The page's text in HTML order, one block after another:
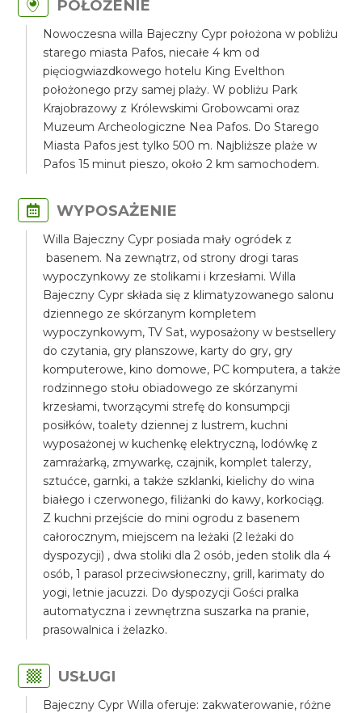
POŁOŻENIE
Nowoczesna willa Bajeczny Cypr położona w pobliżu
starego miasta Pafos, niecałe 4 km od
pięciogwiazdkowego hotelu King Evelthon
położonego przy samej plaży. W pobliżu Park
Krajobrazowy z Królewskimi Grobowcami oraz
Muzeum Archeologiczne Nea Pafos. Do Starego
Miasta Pafos jest tylko 500 m. Najbliższe plaże w
Pafos 15 minut pieszo, około 2 km samochodem.
WYPOSAŻENIE
Willa Bajeczny Cypr posiada mały ogródek z
basenem. Na zewnątrz, od strony drogi taras
wypoczynkowy ze stolikami i krzesłami. Willa
Bajeczny Cypr składa się z klimatyzowanego salonu
dziennego ze skórzanym kompletem
wypoczynkowym, TV Sat, wyposażony w bestsellery
do czytania, gry planszowe, karty do gry, gry
komputerowe, kino domowe, PC komputera, a także
rodzinnego stołu obiadowego ze skórzanymi
krzesłami, tworzącymi strefę do konsumpcji
posiłków, toalety dziennej z lustrem, kuchni
wyposażonej w kuchenkę elektryczną, lodówkę z
zamrażarką, zmywarkę, czajnik, komplet talerzy,
sztućce, garnki, a także szklanki, kielichy do wina
białego i czerwonego, filiżanki do kawy, korkociąg.
Z kuchni przejście do mini ogrodu z basenem
całorocznym, miejscem na leżaki (2 leżaki do
dyspozycji) , dwa stoliki dla 2 osób, jeden stolik dla 4
osób, 1 parasol przeciwsłoneczny, grill, karimaty do
yogi, letnie jacuzzi. Do dyspozycji Gości pralka
automatyczna i zewnętrzna suszarka na pranie,
prasowalnica i żelazko.
USŁUGI
Bajeczny Cypr Willa oferuje: zakwaterowanie, różne